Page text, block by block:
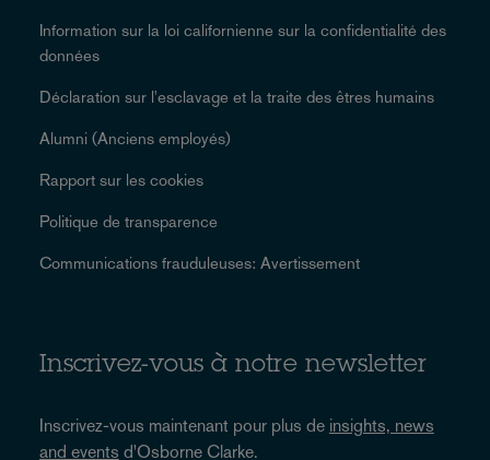
Information sur la loi californienne sur la confidentialité des
données
Déclaration sur l'esclavage et la traite des êtres humains
Alumni (Anciens employés)
Rapport sur les cookies
Politique de transparence
Communications frauduleuses: Avertissement
Inscrivez-vous à notre newsletter
Inscrivez-vous maintenant pour plus de insights, news
and events d'Osborne Clarke.